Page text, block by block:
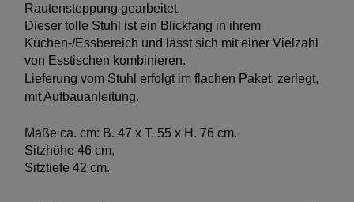
Rautensteppung gearbeitet.
Dieser tolle Stuhl ist ein Blickfang in ihrem
Küchen-/Essbereich und lässt sich mit einer Vielzahl
von Esstischen kombinieren.
Lieferung vom Stuhl erfolgt im flachen Paket, zerlegt,
mit Aufbauanleitung.
Maße ca. cm: B. 47 x T. 55 x H. 76 cm.
Sitzhöhe 46 cm,
Sitztiefe 42 cm.